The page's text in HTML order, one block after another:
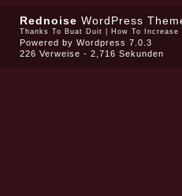
Rednoise WordPress
Thanks To Buat Duit How To Increase
Powered by Wordpress 7.0.3
226 Verweise - 2,716 Sekunden